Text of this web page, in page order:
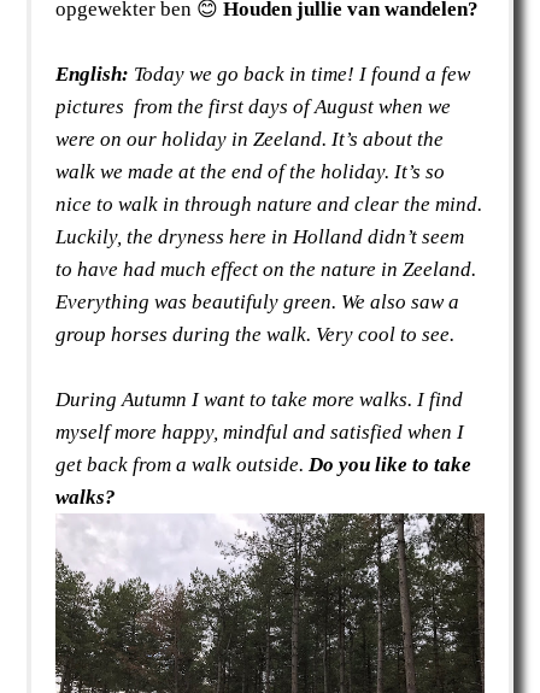
opgewekter ben 😊 Houden jullie van wandelen?
English: Today we go back in time! I found a few
pictures from the first days of August when we
were on our holiday in Zeeland. It’s about the
walk we made at the end of the holiday. It’s so
nice to walk in through nature and clear the mind.
Luckily, the dryness here in Holland didn’t seem
to have had much effect on the nature in Zeeland.
Everything was beautifuly green. We also saw a
group horses during the walk. Very cool to see.
During Autumn I want to take more walks. I find
myself more happy, mindful and satisfied when I
get back from a walk outside.Do you like to take
walks?